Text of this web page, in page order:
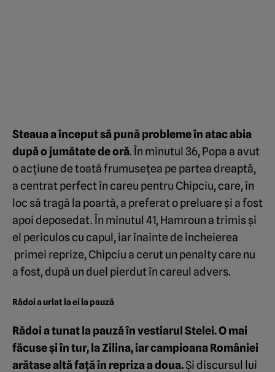
Steaua a început să pună probleme în atac abia
după o jumătate de oră. În minutul 36, Popa a avut
o acțiune de toată frumusețea pe partea dreaptă,
a centrat perfect în careu pentru Chipciu, care, în
loc să tragă la poartă, a preferat o preluare și a fost
apoi deposedat. În minutul 41, Hamroun a trimis și
el periculos cu capul, iar înainte de încheierea
primei reprize, Chipciu a cerut un penalty care nu
a fost, după un duel pierdut în careul advers.
Rădoi a urlat la ei la pauză
Rădoi a tunat la pauză în vestiarul Stelei. O mai
făcuse și în tur, la Zilina, iar campioana României
arătase altă față în repriza a doua.Și discursul lui